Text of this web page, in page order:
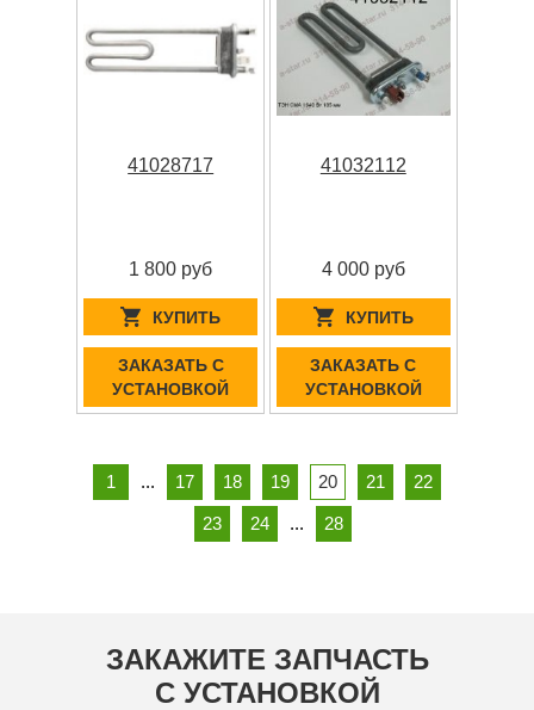
41028717
1 800 руб
КУПИТЬ
ЗАКАЗАТЬ С
УСТАНОВКОЙ
41032112
4 000 руб
КУПИТЬ
ЗАКАЗАТЬ С
УСТАНОВКОЙ
1 ... 17 18 19 20 21 22
23 24 ... 28
ЗАКАЖИТЕ ЗАПЧАСТЬ
С УСТАНОВКОЙ